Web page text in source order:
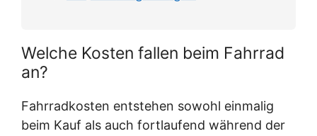
Welche Kosten fallen beim Fahrrad
an?
Fahrradkosten entstehen sowohl einmalig
beim Kauf als auch fortlaufend während der